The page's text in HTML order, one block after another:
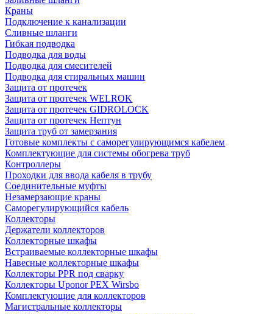
Краны
Подключение к канализации
Сливные шланги
Гибкая подводка
Подводка для воды
Подводка для смесителей
Подводка для стиральных машин
Защита от протечек
Защита от протечек WELROK
Защита от протечек GIDROLOCK
Защита от протечек Нептун
Защита труб от замерзания
Готовые комплекты с саморегулирующимся кабелем
Комплектующие для системы обогрева труб
Контроллеры
Проходки для ввода кабеля в трубу
Соединительные муфты
Незамерзающие краны
Саморегулирующийся кабель
Коллекторы
Держатели коллекторов
Коллекторные шкафы
Встраиваемые коллекторные шкафы
Навесные коллекторные шкафы
Коллекторы PPR под сварку
Коллекторы Uponor PEX Wirsbo
Комплектующие для коллекторов
Магистральные коллекторы